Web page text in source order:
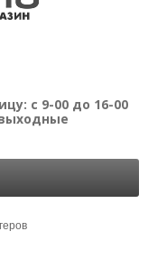
с 9-00 до 16-00